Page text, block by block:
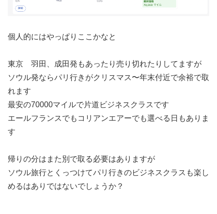
個人的にはやっぱりここかなと
東京 羽田、成田発もあったり売り切れたりしてますが
ソウル発ならパリ行きがクリスマス〜年末付近で余裕で取
れます
最安の70000マイルで片道ビジネスクラスです
エールフランスでもコリアンエアーでも選べる日もありま
す
帰りの分はまた別で取る必要はありますが
ソウル旅行とくっつけてパリ行きのビジネスクラスも楽し
めるはありではないでしょうか？